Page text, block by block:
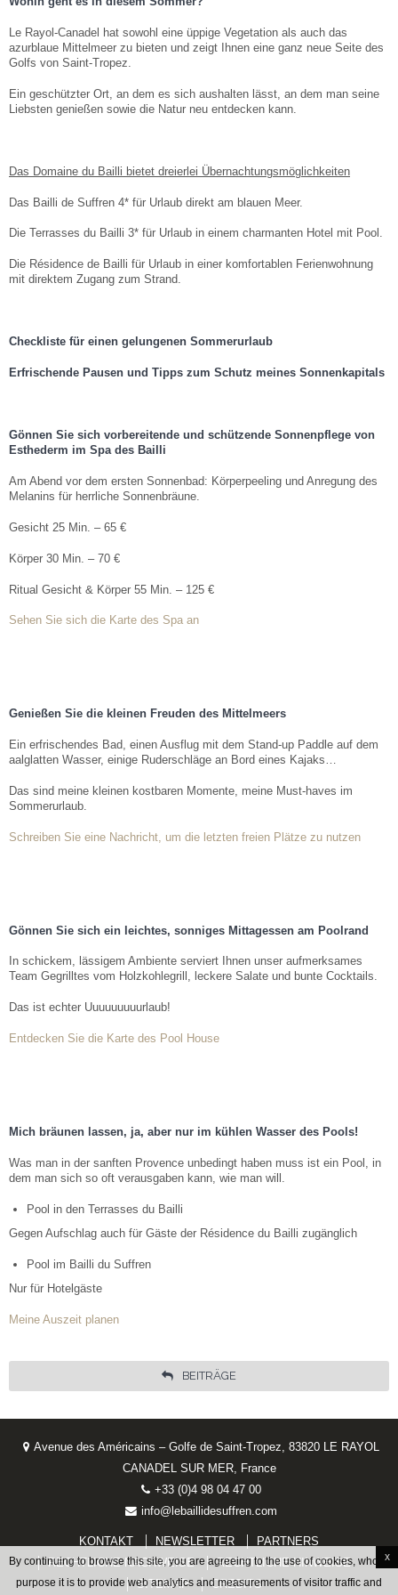
Le Rayol-Canadel hat sowohl eine üppige Vegetation als auch das
azurblaue Mittelmeer zu bieten und zeigt Ihnen eine ganz neue Seite des
Golfs von Saint-Tropez.
Ein geschützter Ort, an dem es sich aushalten lässt, an dem man seine
Liebsten genießen sowie die Natur neu entdecken kann.
Das Domaine du Bailli bietet dreierlei Übernachtungsmöglichkeiten
Das Bailli de Suffren 4* für Urlaub direkt am blauen Meer.
Die Terrasses du Bailli 3* für Urlaub in einem charmanten Hotel mit Pool.
Die Résidence de Bailli für Urlaub in einer komfortablen Ferienwohnung
mit direktem Zugang zum Strand.
Checkliste für einen gelungenen Sommerurlaub
Erfrischende Pausen und Tipps zum Schutz meines Sonnenkapitals
Gönnen Sie sich vorbereitende und schützende Sonnenpflege von
Esthederm im Spa des Bailli
Am Abend vor dem ersten Sonnenbad: Körperpeeling und Anregung des
Melanins für herrliche Sonnenbräune.
Gesicht 25 Min. – 65 €
Körper 30 Min. – 70 €
Ritual Gesicht & Körper 55 Min. – 125 €
Sehen Sie sich die Karte des Spa an
Genießen Sie die kleinen Freuden des Mittelmeers
Ein erfrischendes Bad, einen Ausflug mit dem Stand-up Paddle auf dem
aalglatten Wasser, einige Ruderschläge an Bord eines Kajaks…
Das sind meine kleinen kostbaren Momente, meine Must-haves im
Sommerurlaub.
Schreiben Sie eine Nachricht, um die letzten freien Plätze zu nutzen
Gönnen Sie sich ein leichtes, sonniges Mittagessen am Poolrand
In schickem, lässigem Ambiente serviert Ihnen unser aufmerksames
Team Gegrilltes vom Holzkohlegrill, leckere Salate und bunte Cocktails.
Das ist echter Uuuuuuuuurlaub!
Entdecken Sie die Karte des Pool House
Mich bräunen lassen, ja, aber nur im kühlen Wasser des Pools!
Was man in der sanften Provence unbedingt haben muss ist ein Pool, in
dem man sich so oft verausgaben kann, wie man will.
Pool in den Terrasses du Bailli
Gegen Aufschlag auch für Gäste der Résidence du Bailli zugänglich
Pool im Bailli du Suffren
Nur für Hotelgäste
Meine Auszeit planen
BEITRÄGE
Avenue des Américains – Golfe de Saint-Tropez, 83820 LE RAYOL
CANADEL SUR MER, France
+33 (0)4 98 04 47 00
info@lebaillidesuffren.com
KONTAKT NEWSLETTER
PARTNERS
RECHTLICHE NACHWEISE
RECHTLICHE HINWEISE
SITEMAP
CREDITS
By continuing to browse this site, you are agreeing to the use of cookies, whose
purpose it is to provide web analytics and measurements of visitor traffic and
x